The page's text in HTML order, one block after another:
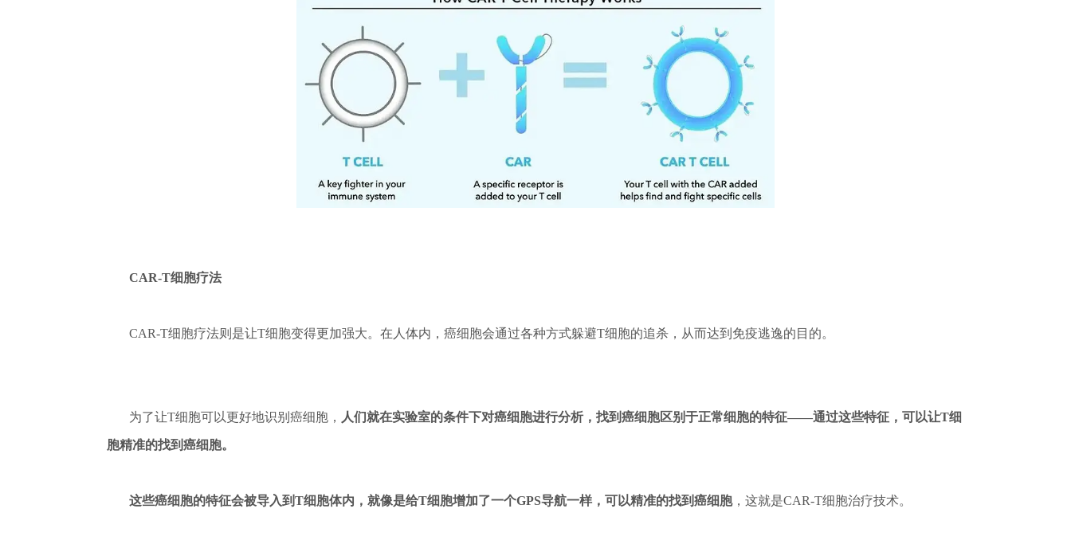
CAR-T细胞疗法
CAR-T细胞疗法则是让T细胞变得更加强大。在人体内，癌细胞会通过各种方式躲避T细胞的追杀，从而达到免疫逃逸的目的。
为了让T细胞可以更好地识别癌细胞， 人们就在实验室的条件下对癌细胞进行分析，找到癌细胞区别于正常细胞的特征——通过这些特征，可以让T细
胞精准的找到癌细胞。
这些癌细胞的特征会被导入到T细胞体内，就像是给T细胞增加了一个GPS导航一样，可以精准的找到癌细胞，这就是CAR-T细胞治疗技术。